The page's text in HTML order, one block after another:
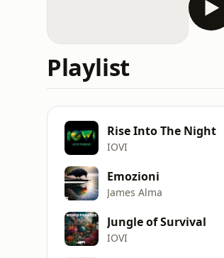
Playlist
Rise Into The Night
IOVI
Emozioni
James Alma
Jungle of Survival
IOVI